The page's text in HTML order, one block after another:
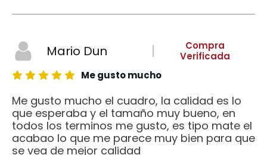
Mario Dun
Compra
Verificada
Me gusto mucho
Me gusto mucho el cuadro, la calidad es lo
que esperaba y el tamaño muy bueno, en
todos los terminos me gusto, es tipo mate el
acabao lo que me parece muy bien para que
se vea de mejor calidad